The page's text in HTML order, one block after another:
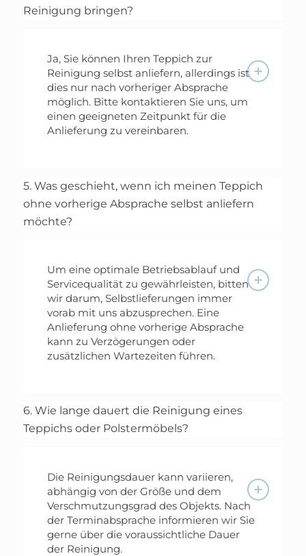
Reinigung bringen?
Ja, Sie können Ihren Teppich zur
Reinigung selbst anliefern, allerdings ist
dies nur nach vorheriger Absprache
möglich. Bitte kontaktieren Sie uns, um
einen geeigneten Zeitpunkt für die
Anlieferung zu vereinbaren.
5. Was geschieht, wenn ich meinen Teppich
ohne vorherige Absprache selbst anliefern
möchte?
Um eine optimale Betriebsablauf und
Servicequalität zu gewährleisten, bitten
wir darum, Selbstlieferungen immer
vorab mit uns abzusprechen. Eine
Anlieferung ohne vorherige Absprache
kann zu Verzögerungen oder
zusätzlichen Wartezeiten führen.
6. Wie lange dauert die Reinigung eines
Teppichs oder Polstermöbels?
Die Reinigungsdauer kann variieren,
abhängig von der Größe und dem
Verschmutzungsgrad des Objekts. Nach
der Terminabsprache informieren wir Sie
gerne über die voraussichtliche Dauer
der Reinigung.